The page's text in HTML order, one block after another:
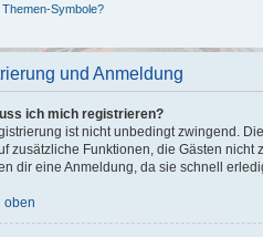
Symbole?
und Anmeldung
ich mich registrieren?
ist nicht unbedingt zwingend.
zusätzliche Funktionen, die Gästen
dir eine Anmeldung, da sie schnell
oben